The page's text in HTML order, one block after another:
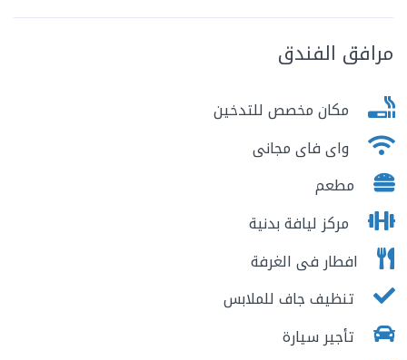
مرافق الفندق
مكان مخصص للتدخين
واى فاى مجانى
مطعم
مركز ليافة بدنية
افطار فى الغرفة
تنظيف جاف للملابس
تأجير سيارة